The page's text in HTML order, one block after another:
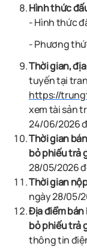
Hình thức
- Hình thức
- Phương
Thời gian,
tuyến tại
https://
xem tài sản
24/06/2026
Thời gian
bỏ phiếu trả
28/05/2026
Thời gian
ngày28/05/
Địa điểm bán
bỏ phiếu trả
thông tin